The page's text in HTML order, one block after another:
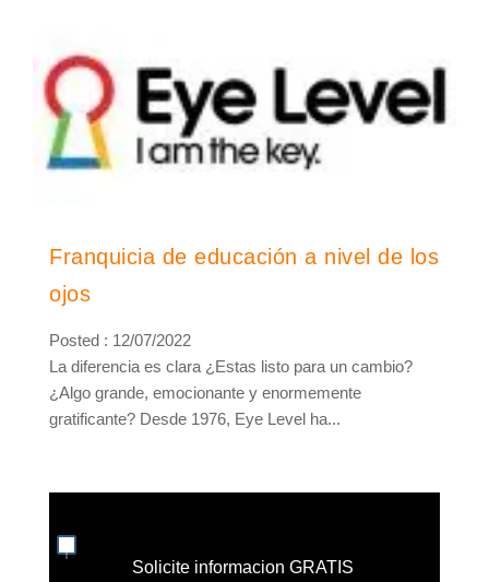
Franquicia de educación a nivel de los
ojos
Posted : 12/07/2022
La diferencia es clara ¿Estas listo para un cambio?
¿Algo grande, emocionante y enormemente
gratificante? Desde 1976, Eye Level ha...
Solicite informacion GRATIS